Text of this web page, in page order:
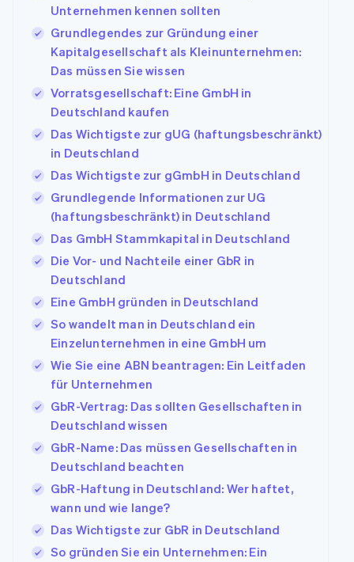
Unternehmen kennen sollten
Grundlegendes zur Gründung einer
Kapitalgesellschaft als Kleinunternehmen:
Das müssen Sie wissen
Vorratsgesellschaft: Eine GmbH in
Deutschland kaufen
Das Wichtigste zur gUG (haftungsbeschränkt)
in Deutschland
Das Wichtigste zur gGmbH in Deutschland
Grundlegende Informationen zur UG
(haftungsbeschränkt) in Deutschland
Das GmbH Stammkapital in Deutschland
Die Vor- und Nachteile einer GbR in
Deutschland
Eine GmbH gründen in Deutschland
So wandelt man in Deutschland ein
Einzelunternehmen in eine GmbH um
Wie Sie eine ABN beantragen: Ein Leitfaden
für Unternehmen
GbR-Vertrag: Das sollten Gesellschaften in
Deutschland wissen
GbR-Name: Das müssen Gesellschaften in
Deutschland beachten
GbR-Haftung in Deutschland: Wer haftet,
wann und wie lange?
Das Wichtigste zur GbR in Deutschland
So gründen Sie ein Unternehmen: Ein